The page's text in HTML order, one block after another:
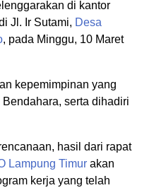
di kantor
Jl. Ir Sutami, Desa
, pada Minggu, 10 Maret
kepemimpinan yang
serta dihadiri
hasil dari rapat
Lampung Timur akan
kerja yang telah